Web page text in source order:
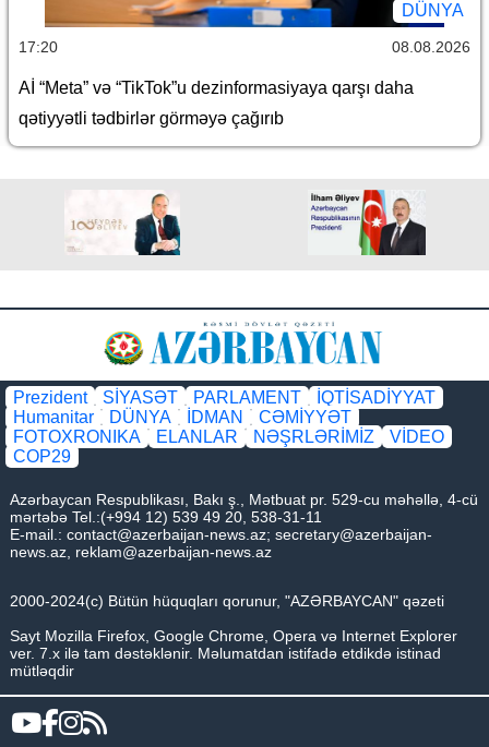
DÜNYA
17:20 08.08.2026
Aİ “Meta” və “TikTok”u dezinformasiyaya qarşı daha
qətiyyətli tədbirlər görməyə çağırıb
Prezident SİYASƏT PARLAMENT
İQTİSADİYYAT
Humanitar
DÜNYA İDMAN
CƏMİYYƏT
FOTOXRONIKA
ELANLAR NƏŞRLƏRİMİZ
VİDEO
COP29
Azərbaycan Respublikası, Bakı ş., Mətbuat pr. 529-cu məhəllə, 4-cü
mərtəbə Tel.:(+994 12) 539 49 20, 538-31-11
E-mail.: contact@azerbaijan-news.az; secretary@azerbaijan-
news.az reklam@azerbaijan-news.az
2000-2024(c) Bütün hüquqları qorunur, "AZƏRBAYCAN" qəzeti
Sayt Mozilla Firefox, Google Chrome, Opera və Internet Explorer
ver. 7.x ilə tam dəstəklənir. Məlumatdan istifadə etdikdə istinad
mütləqdir